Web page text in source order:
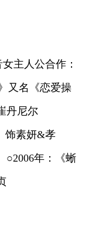
主人公合作：
又名《恋爱操
丹尼尔
饰素妍&孝
年：《蜥